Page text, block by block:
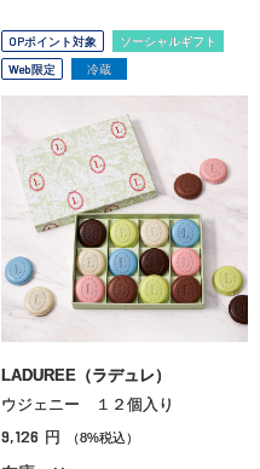
OPポイント対象
ソーシャルギフト
Web限定
冷蔵
LADUREE（ラデュレ）
ウジェニー １２個入り
9,126 円 （8%税込）